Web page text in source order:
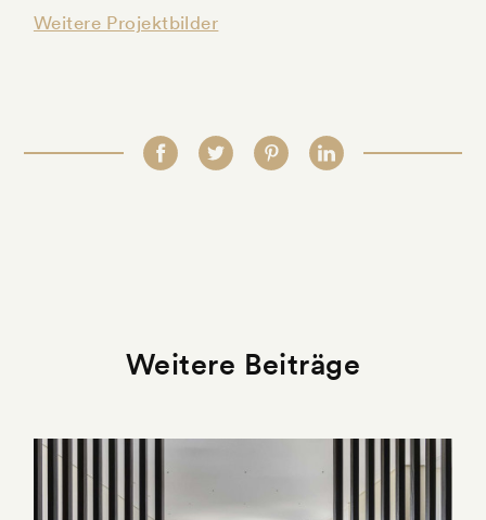
Weitere Projektbilder
Weitere Beiträge